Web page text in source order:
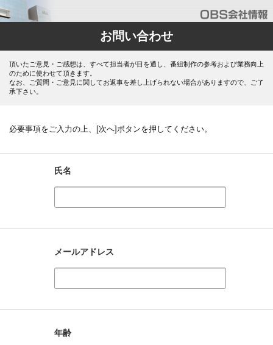
お問い合わせ
頂いたご意見・ご感想は、すべて担当者が目を通し、番組制作の参考および業務向上
のために使わせて頂きます。
なお、ご質問・ご意見に関してお返事を差し上げられない場合がありますので、ご了
承下さい。
必要事項をご入力の上、[次へ]ボタンを押してください。
氏名
メールアドレス
年齢